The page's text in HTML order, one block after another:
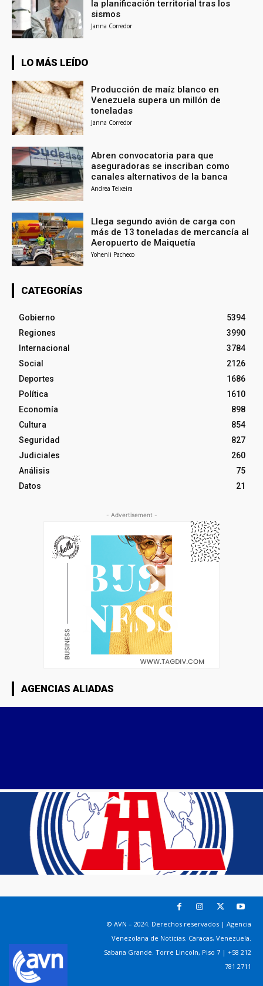
la planificación territorial tras los
sismos
Janna Corredor
LO MÁS LEÍDO
Producción de maíz blanco en
Venezuela supera un millón de
toneladas
Janna Corredor
Abren convocatoria para que
aseguradoras se inscriban como
canales alternativos de la banca
Andrea Teixeira
Llega segundo avión de carga con
más de 13 toneladas de mercancía al
Aeropuerto de Maiquetía
Yohenli Pacheco
CATEGORÍAS
Gobierno
5394
Regiones
3990
Internacional
3784
Social
2126
Deportes
1686
Política
1610
Economía
898
Cultura
854
Seguridad
827
Judiciales
260
Análisis
75
Datos
21
- Advertisement -
AGENCIAS ALIADAS
© AVN – 2024. Derechos reservados | Agencia
Venezolana de Noticias. Caracas, Venezuela.
Sabana Grande. Torre Lincoln, Piso 7 | +58 212
781 2711